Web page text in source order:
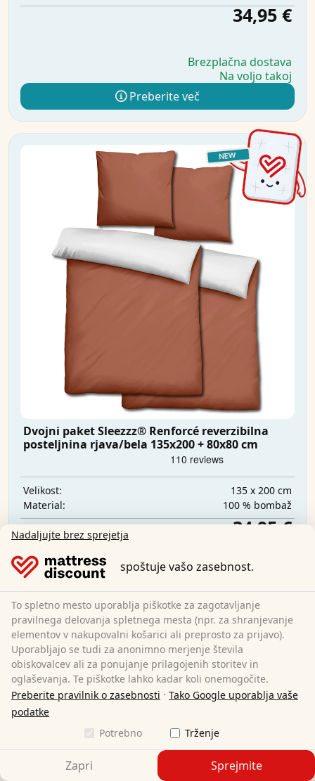
34,95 €
Brezplačna dostava
Na voljo takoj
Preberite več
Dvojni paket Sleezzz® Renforcé reverzibilna
posteljnina rjava/bela 135x200 + 80x80 cm
Velikost:
135 x 200 cm
Material:
100 % bombaž
34,95 €
Brezplačna dostava
Na voljo takoj
Preberite več
Nadaljujte brez sprejetja
spoštuje vašo zasebnost.
To spletno mesto uporablja piškotke za zagotavljanje
pravilnega delovanja spletnega mesta (npr. za shranjevanje
elementov v nakupovalni košarici ali preprosto za prijavo).
Uporabljajo se tudi za anonimno merjenje števila
obiskovalcev ali za ponujanje prilagojenih storitev in
oglaševanja. Te piškotke lahko kadar koli onemogočite.
Preberite pravilnik o zasebnosti · Tako Google uporablja vaše
podatke
Potrebno
Trženje
Zapri Sprejmite